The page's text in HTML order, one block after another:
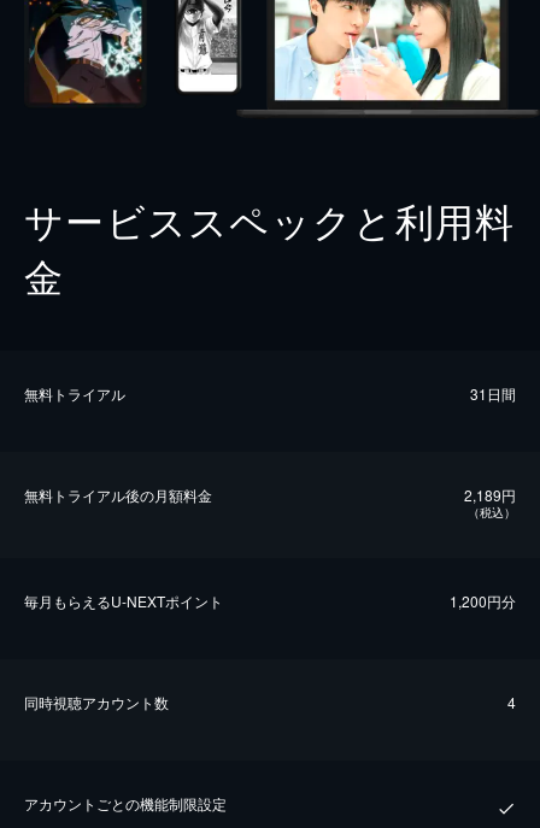
サービススペックと利用料
金
無料トライアル 31日間
無料トライアル後の⽉額料金 2,189円
（税込）
毎⽉もらえるU-NEXTポイント 1,200円分
同時視聴アカウント数 4
アカウントごとの機能制限設定